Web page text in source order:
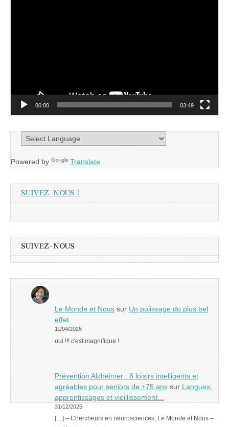
00:00 03:49
Powered by Translate
SUIVEZ-NOUS !
SUIVEZ-NOUS
Le Monde et Noussur Un polissage du plus bel
effet
11/04/2026
oui !!! c'est magnifique !
Prévention Alzheimer : 8 loisirs intelligents et
agréables pour seniors de +75 anssur Langues,
apprentissages et vieillissement…
31/12/2025
[…] – Chercheurs en neurosciences, Le Monde et Nous –